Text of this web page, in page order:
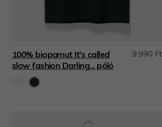
100% biopamut It's called
slow fashion Darling... póló
9.990 Ft